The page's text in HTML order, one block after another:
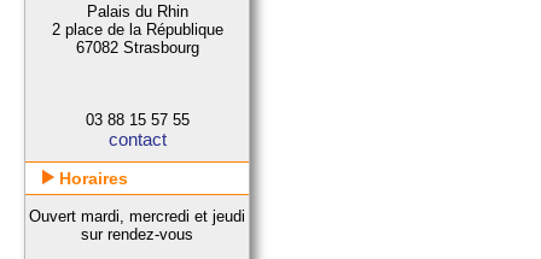
Palais du Rhin
2 place de la République
67082 Strasbourg
03 88 15 57 55
contact
Horaires
Ouvert mardi, mercredi et jeudi
sur rendez-vous